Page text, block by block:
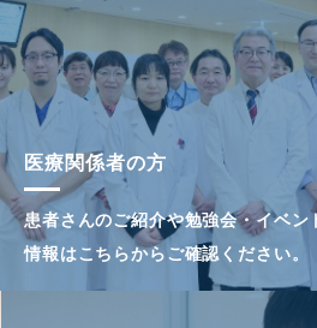
医療関係者の方
患者さんのご紹介や勉強会・イベン
情報はこちらからご確認ください。